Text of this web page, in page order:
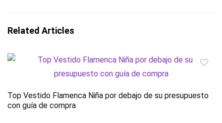
Related Articles
Top Vestido Flamenca Niña por debajo de su presupuesto
con guía de compra